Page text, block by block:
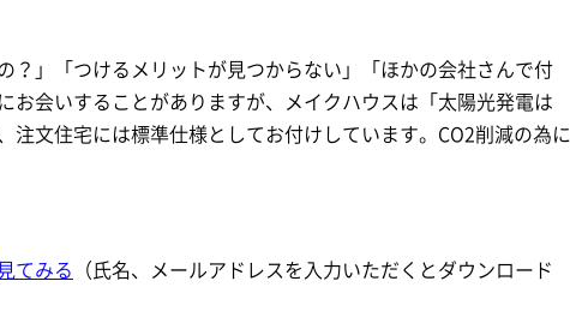
？」「つけるメリットが見つからない」「ほかの会社さんで付
お会いすることがありますが、メイクハウスは「太陽光発電は
注文住宅には標準仕様としてお付けしています。CO2削減の為に
てみる
（氏名、メールアドレスを入力いただくとダウンロード